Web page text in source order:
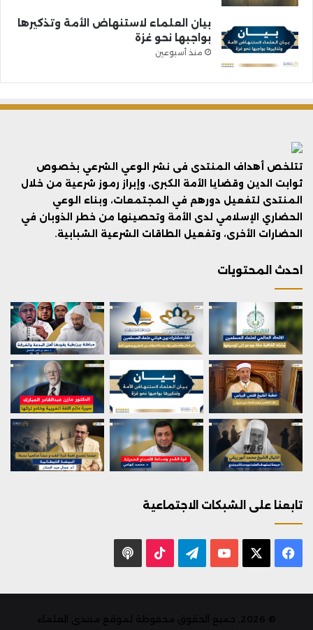
بيان العلماء لاستنهاض الأمة وتذكيرها
بواجبها نحو غزة
منذ أسبوعين
تتلخص أهداف المنتدى فى نشر الوعي الشرعي بخصوص
ثوابت الدين وقضايا الأمة الكبرى، وإبراز رموز شرعية من خلال
المنتدى لتفعيل دورهم في المجتمعات، وبناء الوعي
الحضاري الإسلامي لدى الأمة وتحصينها من خطر الذوبان في
الحضارات الأخرى، وتفعيل الطاقات الشرعية الشبابية.
احدث المحتويات
تابعنا على الشبكات الاجتماعية
فيسبوك يوتيوب تيلقرام ‫TikTok
© 2026, جميع الحقوق محفوظة لموقع منتدى العلماء